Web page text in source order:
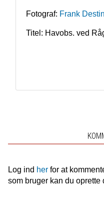
Fotograf: Frank
Titel: Havobs. ved
Log ind herfor at
som bruger kan du oprette